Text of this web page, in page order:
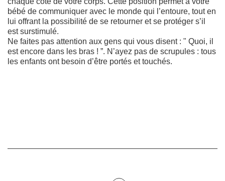
bébé de communiquer avec le monde qui l’entoure, tout en
lui offrant la possibilité de se retourner et se protéger s’il
est surstimulé.
Ne faites pas attention aux gens qui vous disent : " Quoi, il
est encore dans les bras ! ”. N’ayez pas de scrupules : tous
les enfants ont besoin d’être portés et touchés.